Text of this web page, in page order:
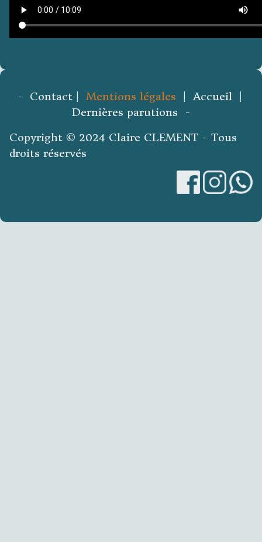
- Contact | Mentions légales | Accueil |
Dernières parutions -
Copyright © 2024 Claire CLEMENT - Tous
droits réservés